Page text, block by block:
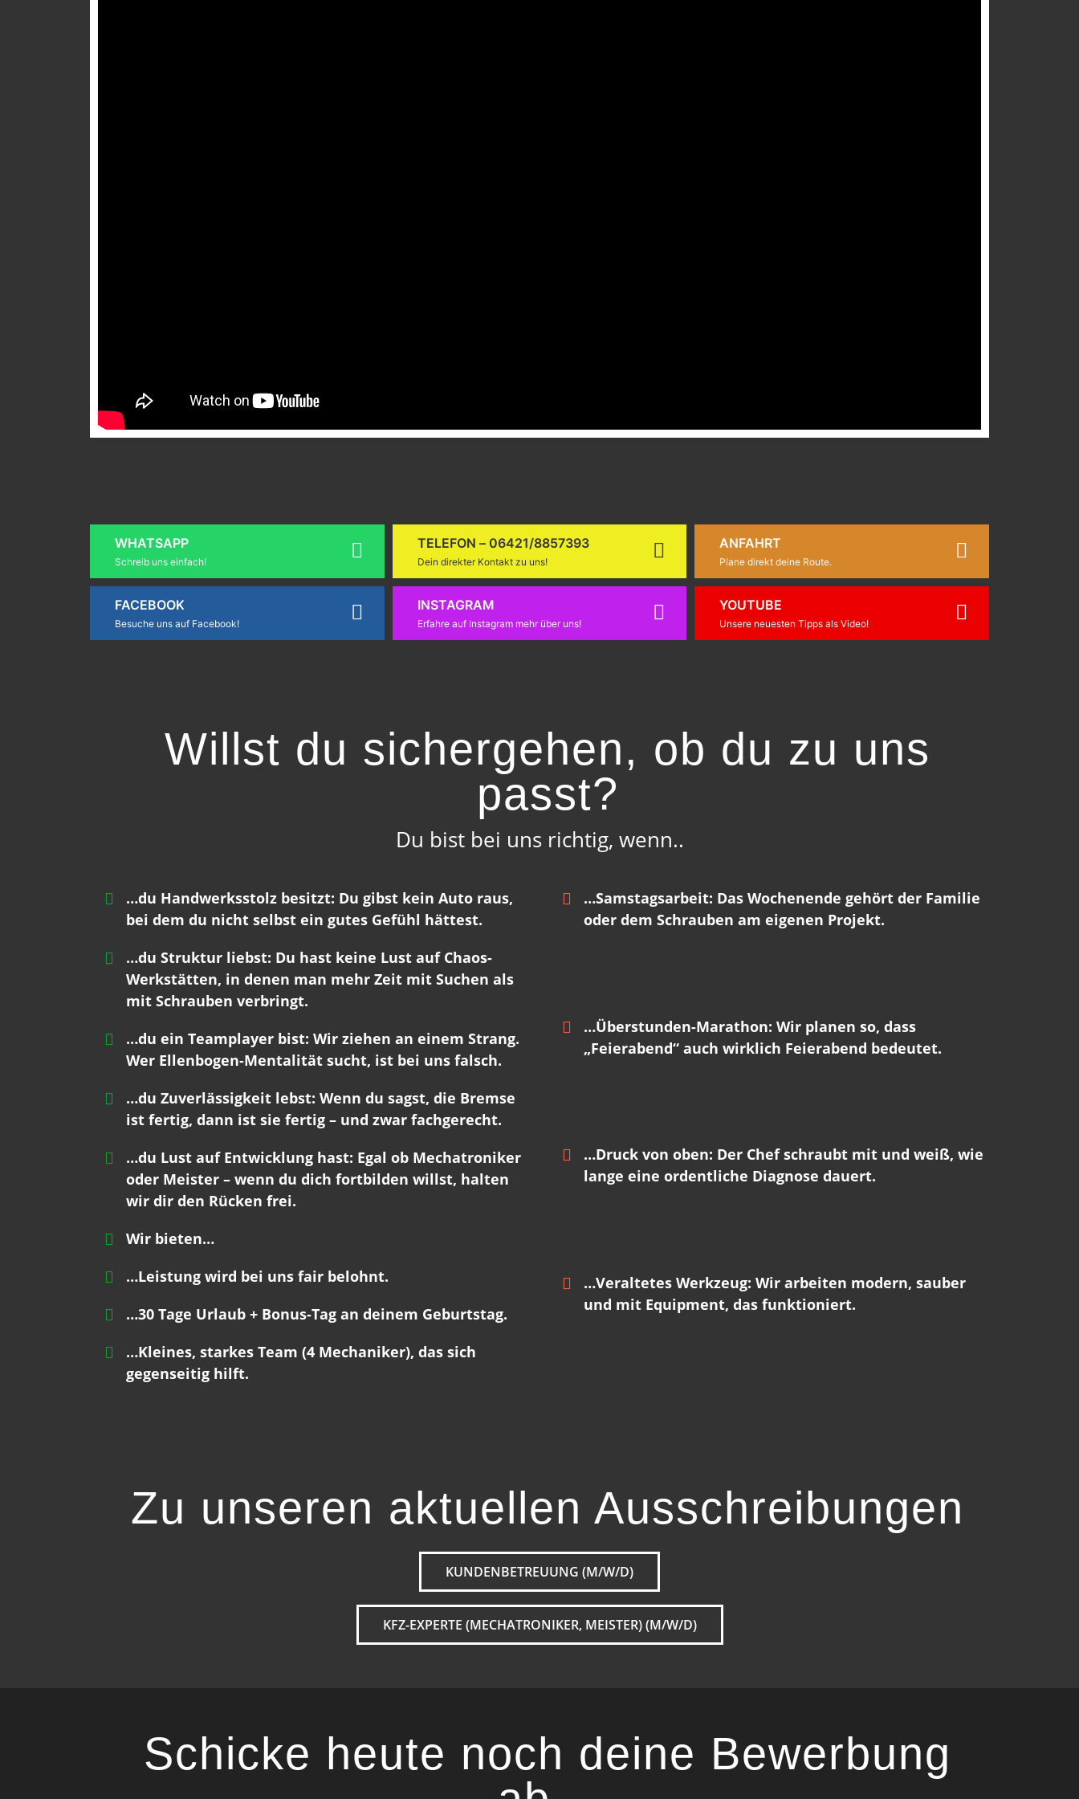
WHATSAPP
Schreib uns einfach!
TELEFON – 06421/8857393
Dein direkter Kontakt zu uns!
ANFAHRT
Plane direkt deine Route.
FACEBOOK
Besuche uns auf Facebook!
INSTAGRAM
Erfahre auf Instagram mehr über uns!
YOUTUBE
Unsere neuesten Tipps als Video!
Willst du sichergehen, ob du zu uns
passt?
Du bist bei uns richtig, wenn..
…du Handwerksstolz besitzt: Du gibst kein Auto raus,
bei dem du nicht selbst ein gutes Gefühl hättest.
…du Struktur liebst: Du hast keine Lust auf Chaos-
Werkstätten, in denen man mehr Zeit mit Suchen als
mit Schrauben verbringt.
…du ein Teamplayer bist: Wir ziehen an einem Strang.
Wer Ellenbogen-Mentalität sucht, ist bei uns falsch.
…du Zuverlässigkeit lebst: Wenn du sagst, die Bremse
ist fertig, dann ist sie fertig – und zwar fachgerecht.
…du Lust auf Entwicklung hast: Egal ob Mechatroniker
oder Meister – wenn du dich fortbilden willst, halten
wir dir den Rücken frei.
Wir bieten…
…Leistung wird bei uns fair belohnt.
…30 Tage Urlaub + Bonus-Tag an deinem Geburtstag.
…Kleines, starkes Team (4 Mechaniker), das sich
gegenseitig hilft.
…Samstagsarbeit: Das Wochenende gehört der Familie
oder dem Schrauben am eigenen Projekt.
…Überstunden-Marathon: Wir planen so, dass
„Feierabend“ auch wirklich Feierabend bedeutet.
…Druck von oben: Der Chef schraubt mit und weiß, wie
lange eine ordentliche Diagnose dauert.
…Veraltetes Werkzeug: Wir arbeiten modern, sauber
und mit Equipment, das funktioniert.
Zu unseren aktuellen Ausschreibungen
KUNDENBETREUUNG (M/W/D)
KFZ-EXPERTE (MECHATRONIKER, MEISTER) (M/W/D)
Schicke heute noch deine Bewerbung